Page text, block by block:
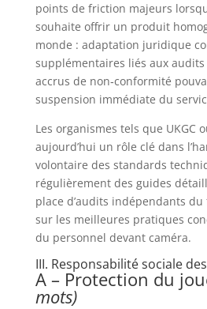
points de friction majeurs
souhaite offrir un produit
monde : adaptation juridique
supplémentaires liés aux
accrus de non‑conformité
suspension immédiate du
Les organismes tels que UKGC
aujourd’hui un rôle clé dans
volontaire des standards
régulièrement des guides
place d’audits indépendants
sur les meilleures pratiques
du personnel devant caméra.
III. Responsabilité sociale
A – Protection du
mots)